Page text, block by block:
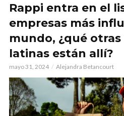
Rappi entra en el
empresas más
mundo, ¿qué
latinas están allí?
mayo 31, 2024 Alejandra Betancourt